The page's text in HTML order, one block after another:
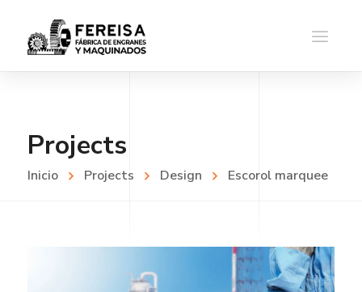
Projects
Inicio Projects Design Escorol marquee